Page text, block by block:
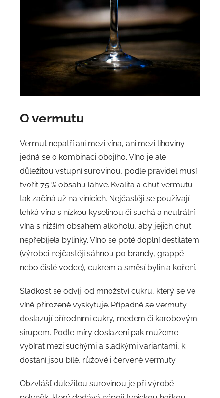
O vermutu
Vermut nepatří ani mezi vína, ani mezi lihoviny –
jedná se o kombinaci obojího. Víno je ale
důležitou vstupní surovinou, podle pravidel musí
tvořit 75 % obsahu láhve. Kvalita a chuť vermutu
tak začíná už na vinicích. Nejčastěji se používají
lehká vína s nízkou kyselinou či suchá a neutrální
vína s nižším obsahem alkoholu, aby jejich chuť
nepřebíjela bylinky. Víno se poté doplní destilátem
(výrobci nejčastěji sáhnou po brandy, grappě
nebo čisté vodce), cukrem a směsí bylin a koření.
Sladkost se odvíjí od množství cukru, který se ve
víně přirozeně vyskytuje. Případně se vermuty
doslazují přírodními cukry, medem či karobovým
sirupem. Podle míry doslazení pak můžeme
vybírat mezi suchými a sladkými variantami, k
dostání jsou bílé, růžové i červené vermuty.
Obzvlášť důležitou surovinou je při výrobě